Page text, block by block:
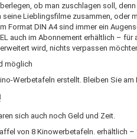
ob man zuschlagen soll,
Lieblingsfilme zusammen, oder
Format DIN A4 sind immer ein
auch im Abonnement erhältlich – für
wird, nichts verpassen
möglich
Werbetafeln erstellt. Bleiben Sie am
sich auch noch Geld und Zeit.
von 8 Kinowerbetafeln. erhältlich